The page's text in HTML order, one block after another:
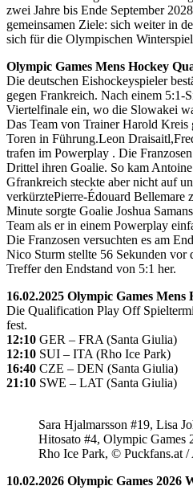
zwei Jahre bis Ende September
gemeinsamen Ziele: sich weiter in
sich für die Olympischen
Olympic Games Mens Hockey
Die deutschen Eishockeyspieler
gegen Frankreich. Nach einem 5:1-
Viertelfinale ein, wo die Slowakei
Das Team von Trainer Harold
Toren in Führung.Leon
trafen im Powerplay . Die
Drittel ihren Goalie. So kam
Gfrankreich steckte aber nicht auf
verkürztePierre-Édouard Bellemare
Minute sorgte Goalie Joshua
Team als er in einem Powerplay
Die Franzosen versuchten es am
Nico Sturm stellte 56 Sekunden vor
Treffer den Endstand von 5:1 her.
16.02.2025 Olympic Games Mens
Die Qualification Play Off
fest.
12:10 GER – FRA (Santa Giulia)
12:10 SUI – ITA (Rho Ice Park)
16:40 CZE – DEN (Santa Giulia)
21:10 SWE – LAT (Santa Giulia)
Sara Hjalmarsson #19, Lisa
Hitosato #4, Olympic
Rho Ice Park, © Puckfans.at /
10.02.2026 Olympic Games 2026